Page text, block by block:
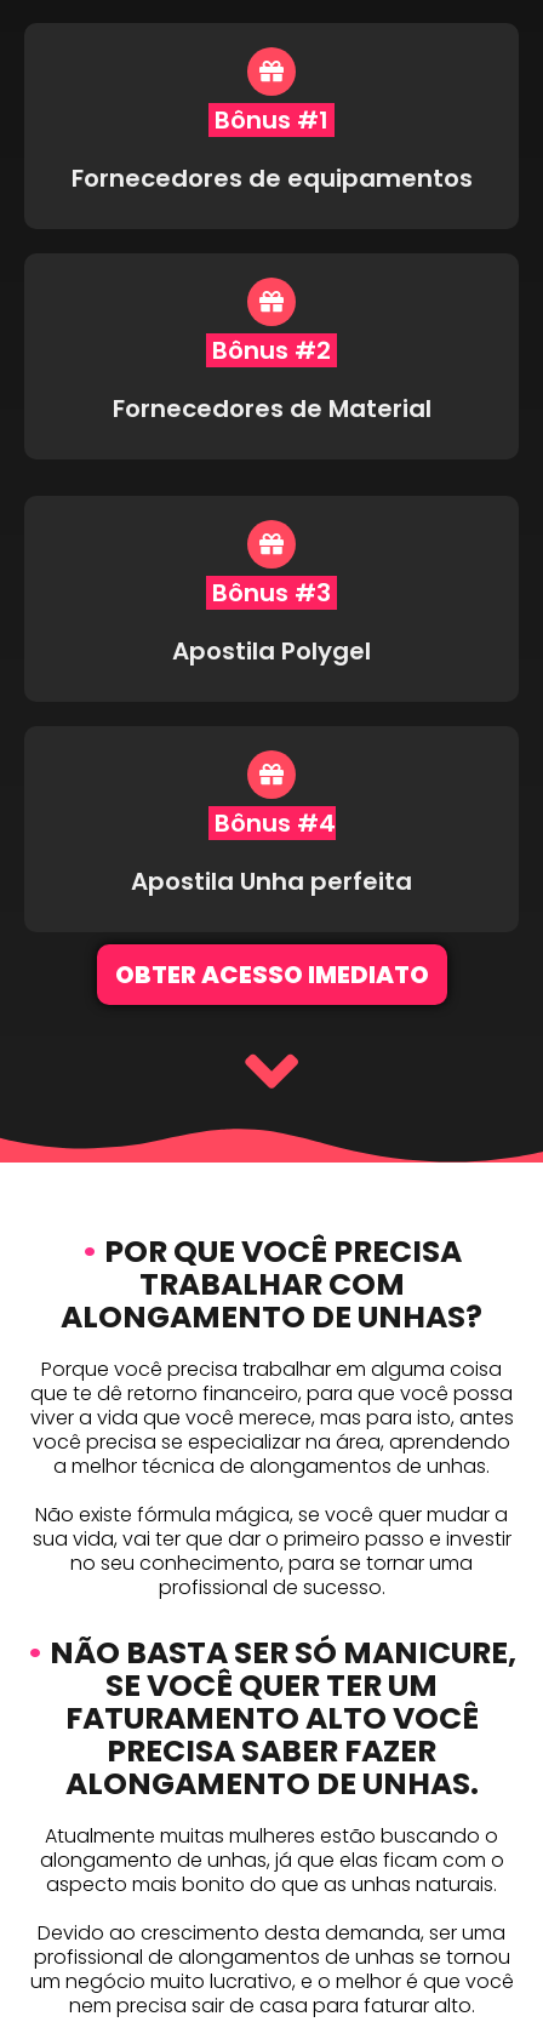
Bônus #1
Fornecedores de equipamentos
Bônus #2
Fornecedores de Material
Bônus #3
Apostila Polygel
Bônus #4
Apostila Unha perfeita
OBTER ACESSO IMEDIATO
• POR QUE VOCÊ PRECISA
TRABALHAR COM
ALONGAMENTO DE UNHAS?
Porque você precisa trabalhar em alguma coisa
que te dê retorno financeiro, para que você possa
viver a vida que você merece, mas para isto, antes
você precisa se especializar na área, aprendendo
a melhor técnica de alongamentos de unhas.
Não existe fórmula mágica, se você quer mudar a
sua vida, vai ter que dar o primeiro passo e investir
no seu conhecimento, para se tornar uma
profissional de sucesso.
• NÃO BASTA SER SÓ MANICURE,
SE VOCÊ QUER TER UM
FATURAMENTO ALTO VOCÊ
PRECISA SABER FAZER
ALONGAMENTO DE UNHAS.
Atualmente muitas mulheres estão buscando o
alongamento de unhas, já que elas ficam com o
aspecto mais bonito do que as unhas naturais.
Devido ao crescimento desta demanda, ser uma
profissional de alongamentos de unhas se tornou
um negócio muito lucrativo, e o melhor é que você
nem precisa sair de casa para faturar alto.